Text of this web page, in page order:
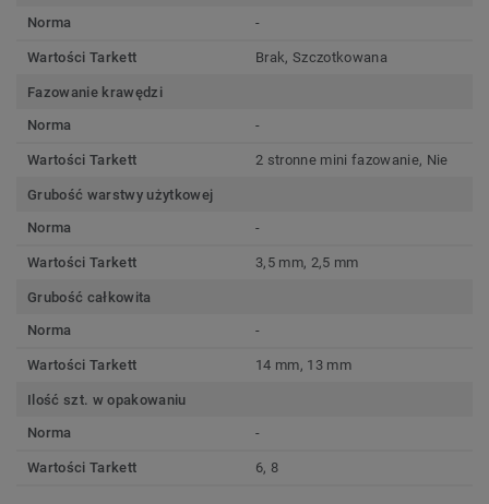
Norma
-
Wartości Tarkett Brak, Szczotkowana
Fazowanie krawędzi
Norma
-
Wartości Tarkett 2 stronne mini fazowanie, Nie
Grubość warstwy użytkowej
Norma
-
Wartości Tarkett 3,5 mm, 2,5 mm
Grubość całkowita
Norma
-
Wartości Tarkett 14 mm, 13 mm
Ilość szt. w opakowaniu
Norma
-
Wartości Tarkett 6, 8